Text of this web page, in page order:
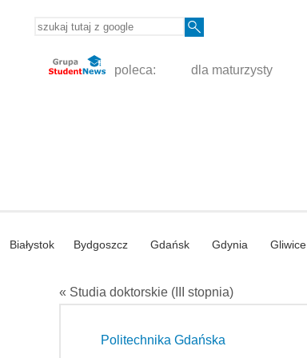
poleca: dla maturzysty
Białystok Bydgoszcz Gdańsk Gdynia Gliwice
« Studia doktorskie (III stopnia)
Politechnika Gdańska